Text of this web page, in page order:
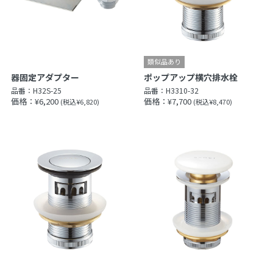
器固定アダプター
品番： H32S-25
価格：¥6,200 (税込¥6,820)
ポップアップ横穴排水栓
品番：H3310-32
価格：¥7,700 (税込¥8,470)